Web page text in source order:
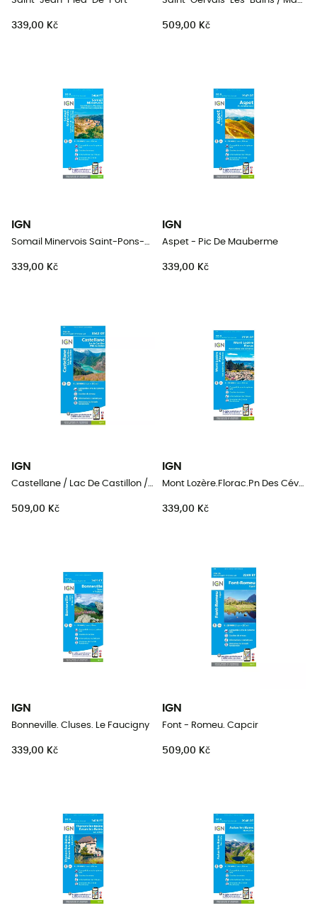
339,00 Kč 509,00 Kč
IGN
Somail Minervois Saint-Pons-De-Thomières.Pnr Du Haut Languedoc
339,00 Kč
IGN
Aspet - Pic De Mauberme
339,00 Kč
IGN
Castellane / Lac De Castillon / Pnr Du Verdon
509,00 Kč
IGN
Mont Lozère.Florac.Pn Des Cévennes
339,00 Kč
IGN
Bonneville. Cluses. Le Faucigny
339,00 Kč
IGN
Font - Romeu. Capcir
509,00 Kč